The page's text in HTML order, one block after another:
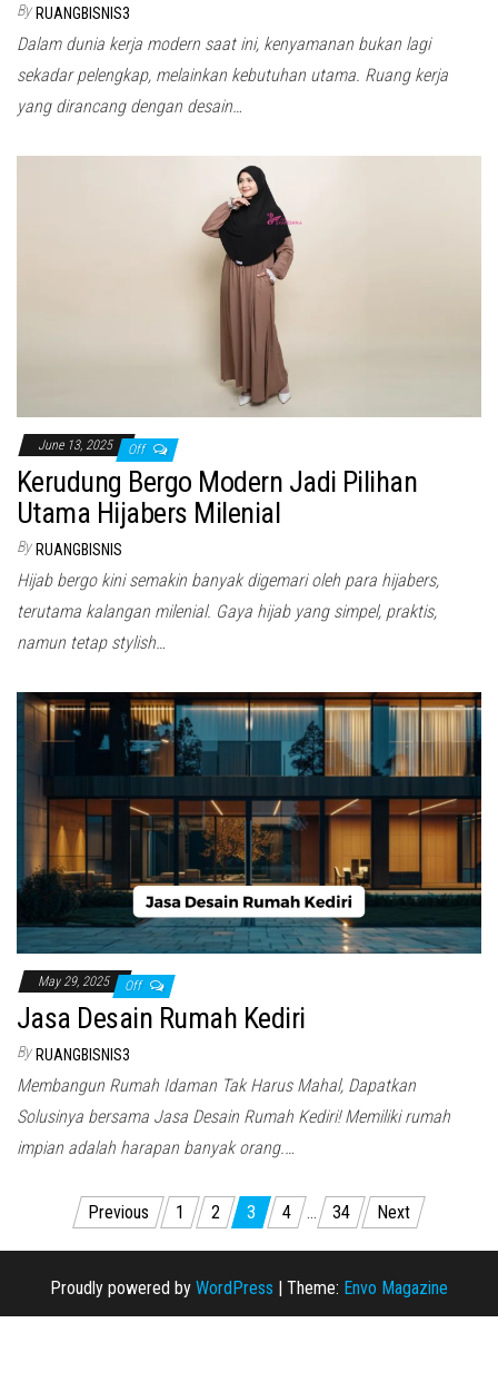
By RUANGBISNIS3
Dalam dunia kerja modern saat ini, kenyamanan bukan lagi
sekadar pelengkap, melainkan kebutuhan utama. Ruang kerja
yang dirancang dengan desain…
June 13, 2025 Off
Kerudung Bergo Modern Jadi Pilihan
Utama Hijabers Milenial
By RUANGBISNIS
Hijab bergo kini semakin banyak digemari oleh para hijabers,
terutama kalangan milenial. Gaya hijab yang simpel, praktis,
namun tetap stylish…
May 29, 2025 Off
Jasa Desain Rumah Kediri
By RUANGBISNIS3
Membangun Rumah Idaman Tak Harus Mahal, Dapatkan
Solusinya bersama Jasa Desain Rumah Kediri! Memiliki rumah
impian adalah harapan banyak orang.…
Posts
pagination
Previous 1 2 3 4 … 34 Next
Proudly powered by WordPress Theme: Envo Magazine